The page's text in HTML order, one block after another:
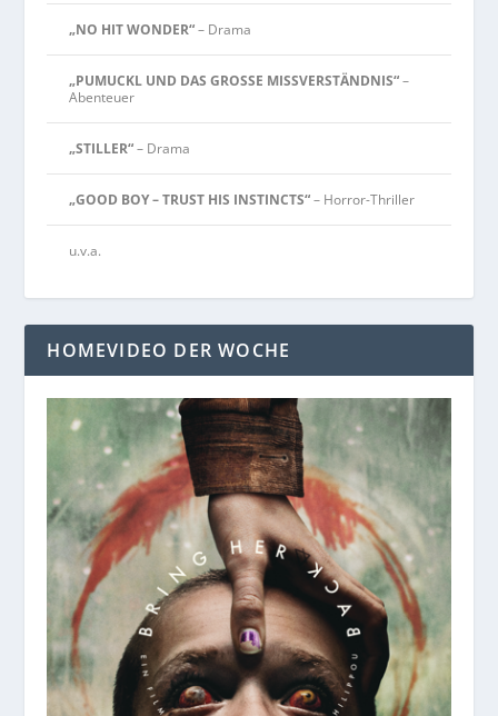
„NO HIT WONDER“– Drama
„PUMUCKL UND DAS GROSSE MISSVERSTÄNDNIS“–
Abenteuer
„STILLER“– Drama
„GOOD BOY – TRUST HIS INSTINCTS“– Horror-Thriller
u.v.a.
HOMEVIDEO DER WOCHE